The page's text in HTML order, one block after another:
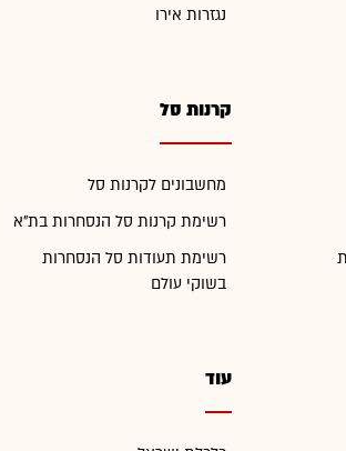
נגזרות אירו
קרנות סל
מחשבונים לקרנות סל
רשימת קרנות סל הנסחרות בת"א
רשימת תעודות סל הנסחרות
בשוקי עולם
עוד